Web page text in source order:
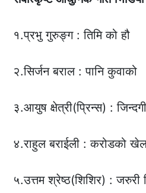
१.प्रभु गुरुङ्ग : तिमि को हौ
२.सिर्जन बराल : पानि कुवाको
३.आयुष क्षेत्री(प्रिन्स) :
४.राहुल बराईली : करोडको
५.उत्तम श्रेष्ठ(शिशिर) : जरुरी